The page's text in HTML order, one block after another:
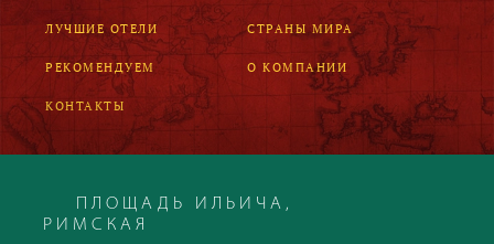
ЛУЧШИЕ ОТЕЛИ СТРАНЫ МИРА
РЕКОМЕНДУЕМ О КОМПАНИИ
КОНТАКТЫ
ПЛОЩАДЬ ИЛЬИЧА,
РИМСКАЯ